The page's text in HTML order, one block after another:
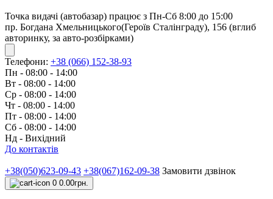
Точка видачі (автобазар) працює з Пн-Сб 8:00 до 15:00
пр. Богдана Хмельницького(Героїв Сталінграду), 156 (вглиб
авторинку, за авто-розбірками)
Телефони: +38 (066) 152-38-93
Пн - 08:00 - 14:00
Вт - 08:00 - 14:00
Ср - 08:00 - 14:00
Чт - 08:00 - 14:00
Пт - 08:00 - 14:00
Сб - 08:00 - 14:00
Нд - Вихідний
До контактів
+38(050)623-09-43 +38(067)162-09-38 Замовити дзвінок
0 0.00грн.